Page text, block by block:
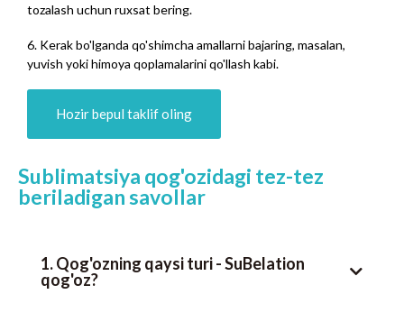
tozalash uchun ruxsat bering.
6. Kerak bo'lganda qo'shimcha amallarni bajaring, masalan,
yuvish yoki himoya qoplamalarini qo'llash kabi.
Hozir bepul taklif oling
Sublimatsiya qog'ozidagi tez-tez
beriladigan savollar
1. Qog'ozning qaysi turi - SuBelation
qog'oz?